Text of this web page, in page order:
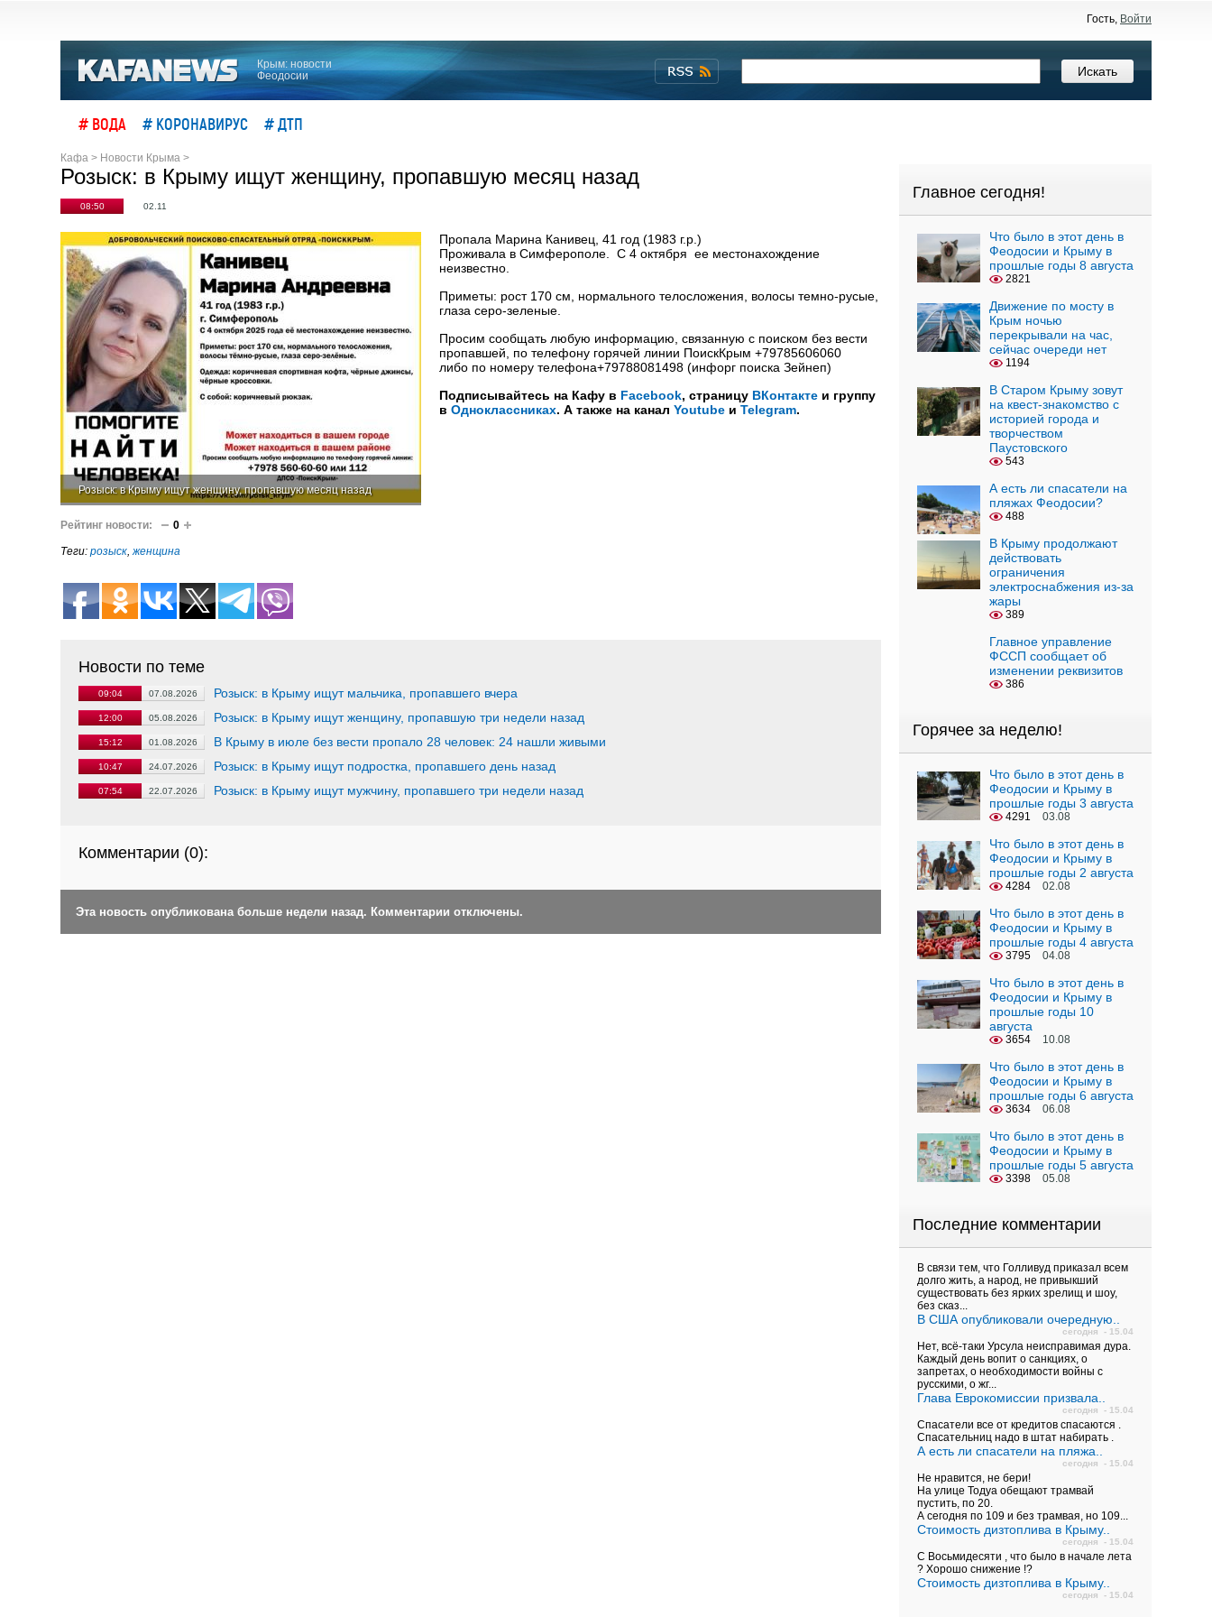
Гость, Войти
Крым: новости
Феодосии
# ВОДА # КОРОНАВИРУС # ДТП
Кафа > Новости Крыма >
Розыск: в Крыму ищут женщину, пропавшую месяц назад
08:50 02.11
Розыск: в Крыму ищут женщину, пропавшую месяц назад
Пропала Марина Канивец, 41 год (1983 г.р.)
Проживала в Симферополе. С 4 октября ее местонахождение
неизвестно.
Приметы: рост 170 см, нормального телосложения, волосы темно-русые,
глаза серо-зеленые.
Просим сообщать любую информацию, связанную с поиском без вести
пропавшей, по телефону горячей линии ПоискКрым +79785606060
либо по номеру телефона+79788081498 (инфорг поиска Зейнеп)
Подписывайтесь на Кафу в Facebook, страницу ВКонтакте и группу
в Одноклассниках. А также на канал Youtube и Telegram.
Рейтинг новости: 0
Теги: розыск,женщина
Новости по теме
09:04 07.08.2026 Розыск: в Крыму ищут мальчика, пропавшего вчера
12:00 05.08.2026 Розыск: в Крыму ищут женщину, пропавшую три недели назад
15:12 01.08.2026 В Крыму в июле без вести пропало 28 человек: 24 нашли живыми
10:47 24.07.2026 Розыск: в Крыму ищут подростка, пропавшего день назад
07:54 22.07.2026 Розыск: в Крыму ищут мужчину, пропавшего три недели назад
Комментарии (0):
Эта новость опубликована больше недели назад. Комментарии отключены.
Главное сегодня!
Что было в этот день в
Феодосии и Крыму в
прошлые годы 8 августа
2821
Движение по мосту в
Крым ночью
перекрывали на час,
сейчас очереди нет
1194
В Старом Крыму зовут
на квест-знакомство с
историей города и
творчеством
Паустовского
543
А есть ли спасатели на
пляжах Феодосии?
488
В Крыму продолжают
действовать
ограничения
электроснабжения из-за
жары
389
Главное управление
ФССП сообщает об
изменении реквизитов
386
Горячее за неделю!
Что было в этот день в
Феодосии и Крыму в
прошлые годы 3 августа
4291 03.08
Что было в этот день в
Феодосии и Крыму в
прошлые годы 2 августа
4284 02.08
Что было в этот день в
Феодосии и Крыму в
прошлые годы 4 августа
3795 04.08
Что было в этот день в
Феодосии и Крыму в
прошлые годы 10
августа
3654 10.08
Что было в этот день в
Феодосии и Крыму в
прошлые годы 6 августа
3634 06.08
Что было в этот день в
Феодосии и Крыму в
прошлые годы 5 августа
3398 05.08
Последние комментарии
В связи тем, что Голливуд приказал всем
долго жить, а народ, не привыкший
существовать без ярких зрелищ и шоу,
без сказ...
В США опубликовали очередную..
сегодня - 15.04
Нет, всё-таки Урсула неисправимая дура.
Каждый день вопит о санкциях, о
запретах, о необходимости войны с
русскими, о жг...
Глава Еврокомиссии призвала..
сегодня - 15.04
Спасатели все от кредитов спасаются .
Спасательниц надо в штат набирать .
А есть ли спасатели на пляжа..
сегодня - 15.04
Не нравится, не бери!
На улице Тодуа обещают трамвай
пустить, по 20.
А сегодня по 109 и без трамвая, но 109...
Стоимость дизтоплива в Крыму..
сегодня - 15.04
С Восьмидесяти , что было в начале лета
? Хорошо снижение !?
Стоимость дизтоплива в Крыму..
сегодня - 15.04